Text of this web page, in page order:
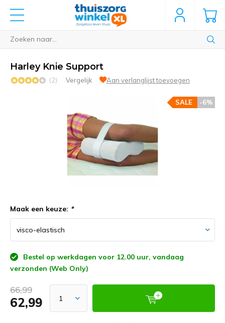
Harley Knie Support
(2) Vergelijk Aan verlanglijst toevoegen
-6%
SALE
Maak een keuze: *
Bestel op werkdagen voor 12.00 uur, vandaag
verzonden (Web Only)
66,99
62,99